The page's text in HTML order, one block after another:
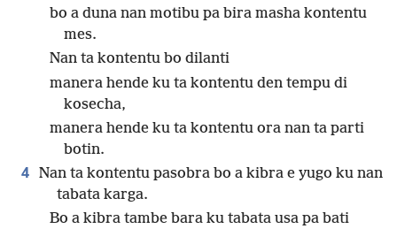
bo a duna nan motibu pa bira masha kontentu
mes.
Nan ta kontentu bo dilanti
manera hende ku ta kontentu den tempu di
kosecha,
manera hende ku ta kontentu ora nan ta parti
botin.
4 Nan ta kontentu pasobra bo a kibra e yugo ku nan
tabata karga.
Bo a kibra tambe bara ku tabata usa pa bati